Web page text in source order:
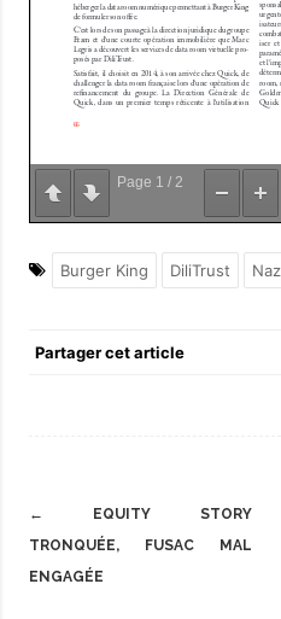
Page 1 / 2
Burger King DiliTrust
Partager cet article
Post
navigation
←
EQUITY STORY
TRONQUÉE, FUSAC MAL
ENGAGÉE